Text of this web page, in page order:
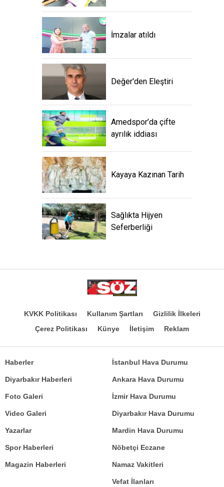
İmzalar atıldı
Değer'den Eleştiri
Amedspor’da çifte
ayrılık iddiası
Kayaya Kazınan Tarih
Sağlıkta Hijyen
Seferberliği
KVKK Politikası Kullanım Şartları
Gizlilik İlkeleri
Çerez Politikası
Künye İletişim Reklam
Haberler
Diyarbakır Haberleri
Foto Galeri
Video Galeri
Yazarlar
İstanbul Hava Durumu
Ankara Hava Durumu
İzmir Hava Durumu
Diyarbakır Hava Durumu
Mardin Hava Durumu
Spor Haberleri
Magazin Haberleri
Nöbetçi Eczane
Namaz Vakitleri
Vefat İlanları